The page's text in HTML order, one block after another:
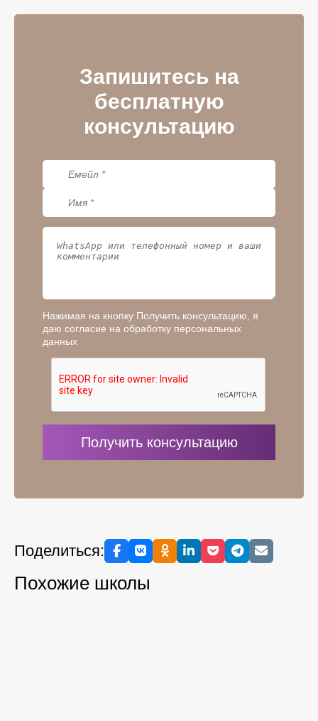
Запишитесь на
бесплатную
консультацию
Нажимая на кнопку Получить консультацию, я
даю согласие на обработку персональных
данных
Поделиться:
Похожие школы